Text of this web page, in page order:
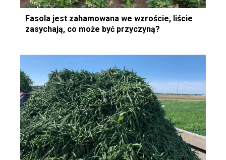
Fasola jest zahamowana we wzroście, liście
zasychają, co może być przyczyną?